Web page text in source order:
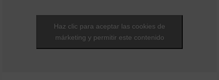
Haz clic para aceptar las cookies de
márketing y permitir este contenido